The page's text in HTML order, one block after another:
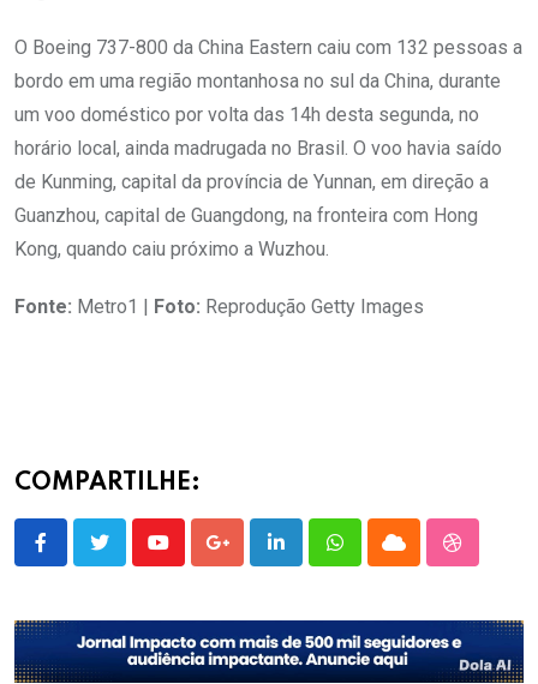
O Boeing 737-800 da China Eastern caiu com 132 pessoas a
bordo em uma região montanhosa no sul da China, durante
um voo doméstico por volta das 14h desta segunda, no
horário local, ainda madrugada no Brasil. O voo havia saído
de Kunming, capital da província de Yunnan, em direção a
Guanzhou, capital de Guangdong, na fronteira com Hong
Kong, quando caiu próximo a Wuzhou.
Fonte: Metro1 | Foto: Reprodução Getty Images
COMPARTILHE:
YoutubeGoogle+LinkedInWhatsappCloud